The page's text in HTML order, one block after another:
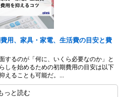
用、家具・家電、生活費の目安と費
するのが「何に、いくら必要なのか」と
しを始めるための初期費用の目安は以下
えることも可能だ。...
っと読む